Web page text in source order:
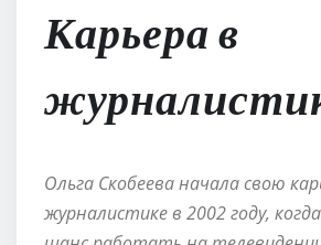
Карьера в
Ольга Скобеева начала свою
журналистике в 2002 году,